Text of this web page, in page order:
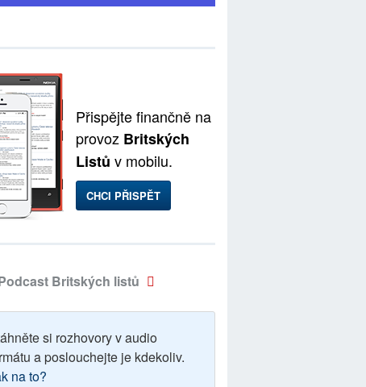
Přispějte finančně na
provoz Britských
Listů v mobilu.
CHCI PŘISPĚT
Britských listů
si rozhovory v audio
a poslouchejte je kdekoliv.
na to?